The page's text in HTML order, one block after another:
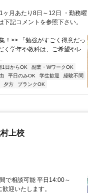
ヶ月あたり8日～12日 ・勤務曜
記コメントを参照下さい。
！>> 「勉強がすごく得意だっ
学年や教科は、ご希望やレ
1日からOK
副業・WワークOK
平日のみOK 学生歓迎
経験不問
夕方 ブランクOK
上校
で相談可能 平日14:00～
迎いたします。